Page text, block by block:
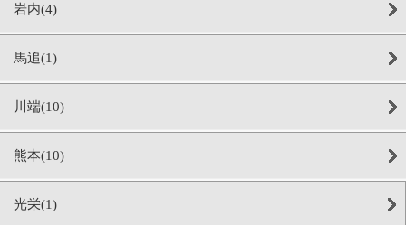
岩内(4)
馬追(1)
川端(10)
熊本(10)
光栄(1)